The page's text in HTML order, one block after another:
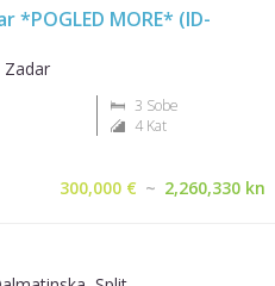
*POGLED MORE* (ID-
Zadar
3 Sobe
4 Kat
300,000 € ~ 2,260,330 kn